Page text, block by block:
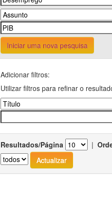
Iniciar uma nova pesquisa
Adicionar filtros:
Utilizar filtros para refinar o
Resultados/Página |